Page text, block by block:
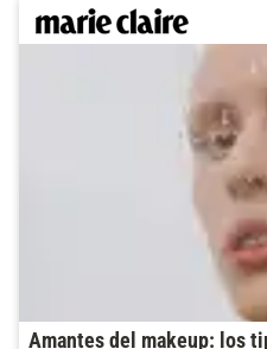
Amantes del makeup: los